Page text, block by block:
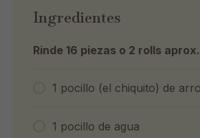
Ingredientes
Rinde 16 piezas o 2 rolls aprox.
1 pocillo (el chiquito) de
1 pocillo de agua